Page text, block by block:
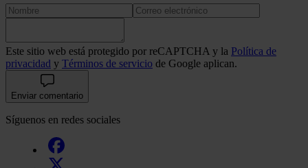
Este sitio web está protegido por reCAPTCHA y la Política de
privacidad y Términos de servicio de Google aplican.
Enviar comentario
Síguenos en redes sociales